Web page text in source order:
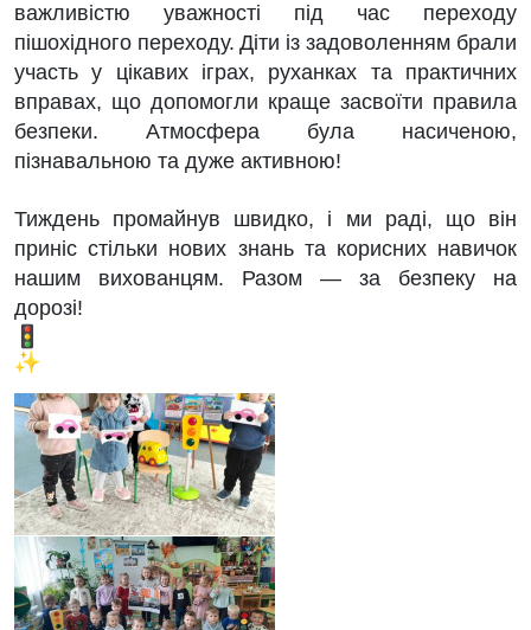
важливістю уважності під час переходу
пішохідного переходу. Діти із задоволенням брали
участь у цікавих іграх, руханках та практичних
вправах, що допомогли краще засвоїти правила
безпеки. Атмосфера була насиченою,
пізнавальною та дуже активною!
Тиждень промайнув швидко, і ми раді, що він
приніс стільки нових знань та корисних навичок
нашим вихованцям. Разом — за безпеку на
дорозі!